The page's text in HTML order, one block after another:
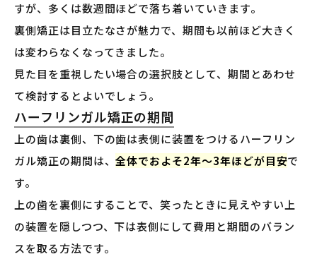
すが、多くは数週間ほどで落ち着いていきます。
裏側矯正は目立たなさが魅力で、期間も以前ほど大きく
は変わらなくなってきました。
見た目を重視したい場合の選択肢として、期間とあわせ
て検討するとよいでしょう。
ハーフリンガル矯正の期間
上の歯は裏側、下の歯は表側に装置をつけるハーフリン
ガル矯正の期間は、全体でおよそ2年〜3年ほどが目安で
す。
上の歯を裏側にすることで、笑ったときに見えやすい上
の装置を隠しつつ、下は表側にして費用と期間のバラン
スを取る方法です。